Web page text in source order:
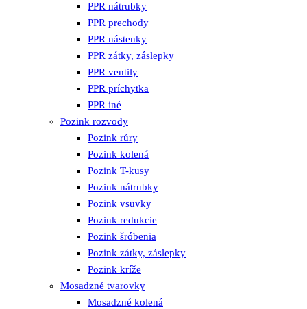
PPR nátrubky
PPR prechody
PPR nástenky
PPR zátky, záslepky
PPR ventily
PPR príchytka
PPR iné
Pozink rozvody
Pozink rúry
Pozink kolená
Pozink T-kusy
Pozink nátrubky
Pozink vsuvky
Pozink redukcie
Pozink šróbenia
Pozink zátky, záslepky
Pozink kríže
Mosadzné tvarovky
Mosadzné kolená